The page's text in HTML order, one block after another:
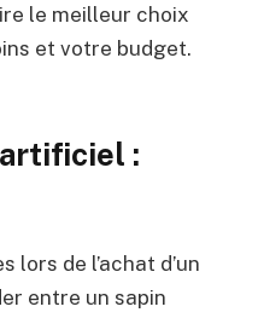
le meilleur choix
et votre budget.
:
lors de l’achat d’un
entre un sapin